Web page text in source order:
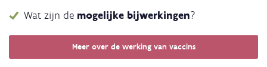
Wat zijn de mogelijke bijwerkingen?
Meer over de werking van vaccins